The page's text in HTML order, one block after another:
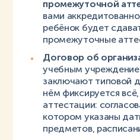
промежуточной
вами
ребёнок будет
промежуточные
Договор об
учебным
заключают типовой
нём фиксируется
аттестации:
котором указаны
предметов,